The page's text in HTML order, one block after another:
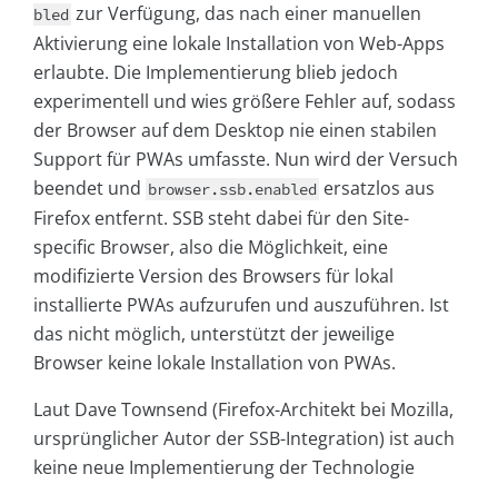
bled zur Verfügung, das nach einer manuellen
Aktivierung eine lokale Installation von Web-Apps
erlaubte. Die Implementierung blieb jedoch
experimentell und wies größere Fehler auf, sodass
der Browser auf dem Desktop nie einen stabilen
Support für PWAs umfasste. Nun wird der Versuch
beendet und browser.ssb.enabled ersatzlos aus
Firefox entfernt. SSB steht dabei für den Site-
specific Browser, also die Möglichkeit, eine
modifizierte Version des Browsers für lokal
installierte PWAs aufzurufen und auszuführen. Ist
das nicht möglich, unterstützt der jeweilige
Browser keine lokale Installation von PWAs.
Laut Dave Townsend (Firefox-Architekt bei Mozilla,
ursprünglicher Autor der SSB-Integration) ist auch
keine neue Implementierung der Technologie